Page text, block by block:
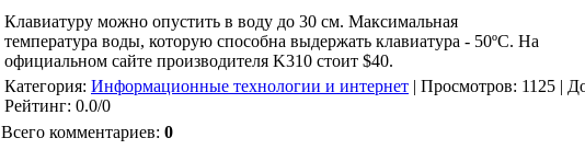
Клавиатуру можно опустить в воду до 30 см. Максимальная
температура воды, которую способна выдержать клавиатура - 50ºC. На
официальном сайте производителя K310 стоит $40.
Категория: Информационные технологии и интернет | Просмотров: 1125 |
Рейтинг: 0.0/0
Всего комментариев: 0